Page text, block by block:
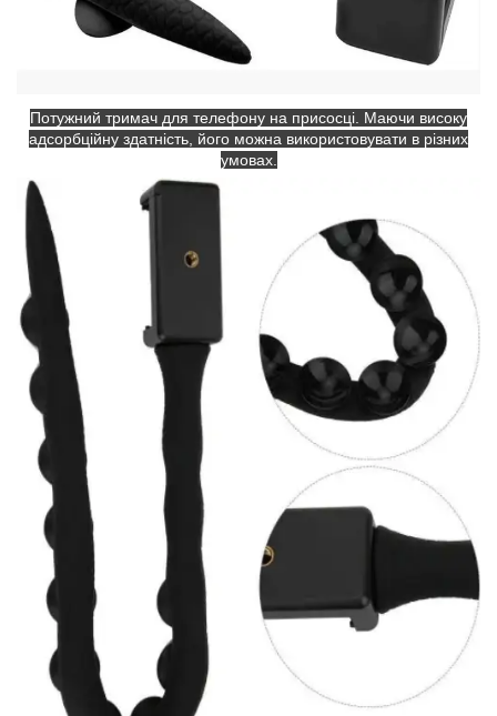
Потужний тримач для телефону на присосці. Маючи високу
адсорбційну здатність, його можна використовувати в різних
умовах.